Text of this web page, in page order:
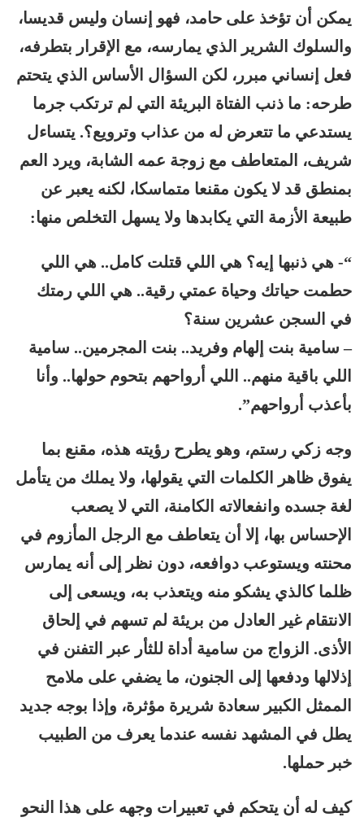
يمكن أن تؤخذ على حامد، فهو إنسان وليس قديسا،
والسلوك الشرير الذي يمارسه، مع الإقرار بتطرفه،
فعل إنساني مبرر، لكن السؤال الأساس الذي يتحتم
طرحه: ما ذنب الفتاة البريئة التي لم ترتكب جرما
يستدعي ما تتعرض له من عذاب وترويع؟. يتساءل
شريف، المتعاطف مع زوجة عمه الشابة، ويرد العم
بمنطق قد لا يكون مقنعا متماسكا، لكنه يعبر عن
طبيعة الأزمة التي يكابدها ولا يسهل التخلص منها:
“- هي ذنبها إيه؟ هي اللي قتلت كامل.. هي اللي
حطمت حياتك وحياة عمتي رقية.. هي اللي رمتك
في السجن عشرين سنة؟
– سامية بنت إلهام وفريد.. بنت المجرمين.. سامية
اللي باقية منهم.. اللي أرواحهم بتحوم حولها.. وأنا
بأعذب أرواحهم”.
وجه زكي رستم، وهو يطرح رؤيته هذه، مقنع بما
يفوق ظاهر الكلمات التي يقولها، ولا يملك من يتأمل
لغة جسده وانفعالاته الكامنة، التي لا يصعب
الإحساس بها، إلا أن يتعاطف مع الرجل المأزوم في
محنته ويستوعب دوافعه، دون نظر إلى أنه يمارس
ظلما كالذي يشكو منه ويتعذب به، ويسعى إلى
الانتقام غير العادل من بريئة لم تسهم في إلحاق
الأذى. الزواج من سامية أداة للثأر عبر التفنن في
إذلالها ودفعها إلى الجنون، ما يضفي على ملامح
الممثل الكبير سعادة شريرة مؤثرة، وإذا بوجه جديد
يطل في المشهد نفسه عندما يعرف من الطبيب
خبر حملها.
كيف له أن يتحكم في تعبيرات وجهه على هذا النحو